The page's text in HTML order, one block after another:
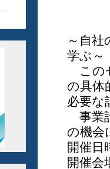
～自社
学ぶ～
この
の具体
必要な
事業
の機会
開催
開催